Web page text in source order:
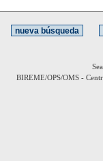
BIREME/OPS/OMS -